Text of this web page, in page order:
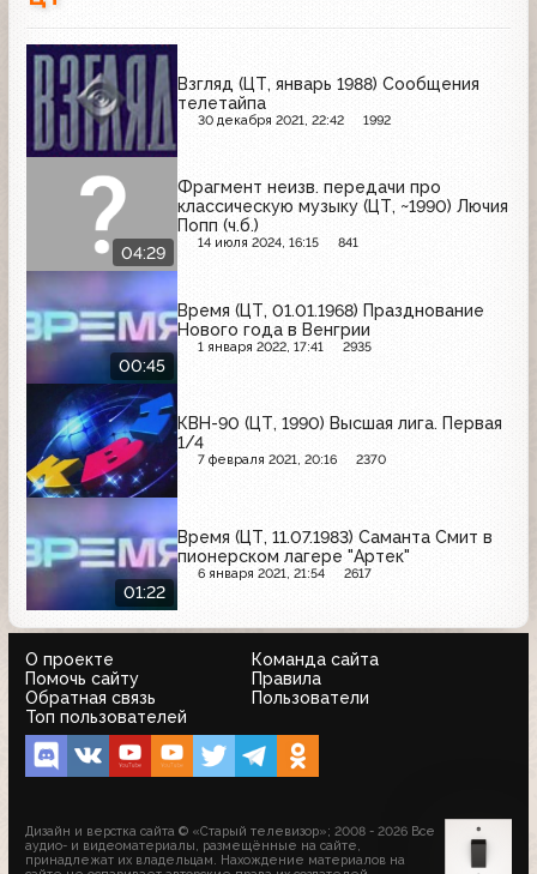
Взгляд (ЦТ, январь 1988) Сообщения
телетайпа
30 декабря 2021, 22:42 1992
04:29
Фрагмент неизв. передачи про
классическую музыку (ЦТ, ~1990) Лючия
Попп (ч.б.)
14 июля 2024, 16:15 841
00:45
Время (ЦТ, 01.01.1968) Празднование
Нового года в Венгрии
1 января 2022, 17:41 2935
КВН-90 (ЦТ, 1990) Высшая лига. Первая
1/4
7 февраля 2021, 20:16 2370
01:22
Время (ЦТ, 11.07.1983) Саманта Смит в
пионерском лагере "Артек"
6 января 2021, 21:54 2617
О проекте
Команда сайта
Помочь сайту
Правила
Обратная связь
Пользователи
Топ пользователей
Дизайн и верстка сайта © «Старый телевизор»; 2008 - 2026 Все
аудио- и видеоматериалы, размещённые на сайте,
принадлежат их владельцам. Нахождение материалов на